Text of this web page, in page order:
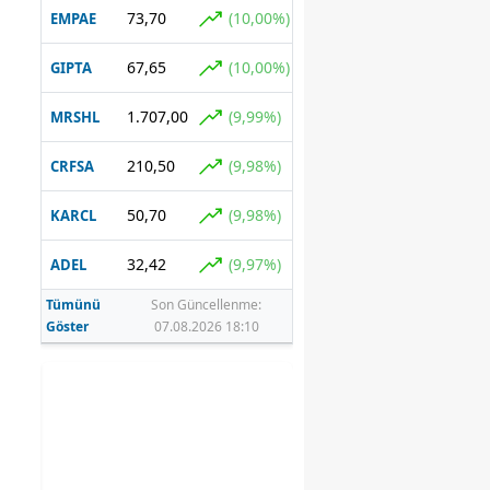
EMPAE 73,70 (10,00%)
GIPTA 67,65 (10,00%)
MRSHL 1.707,00 (9,99%)
CRFSA 210,50 (9,98%)
KARCL 50,70 (9,98%)
ADEL 32,42 (9,97%)
Tümünü
Göster
Son Güncellenme:
07.08.2026 18:10